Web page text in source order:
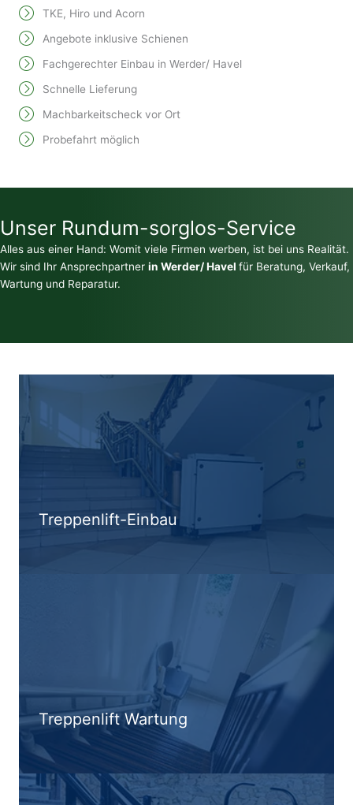
TKE, Hiro und Acorn
Angebote inklusive Schienen
Fachgerechter Einbau in Werder/ Havel
Schnelle Lieferung
Machbarkeitscheck vor Ort
Probefahrt möglich
Unser Rundum-sorglos-Service
Alles aus einer Hand: Womit viele Firmen werben, ist bei uns Realität.
Wir sind Ihr Ansprechpartner in Werder/ Havel für Beratung, Verkauf,
Wartung und Reparatur.
Treppenlift-Einbau
Treppenlift Wartung